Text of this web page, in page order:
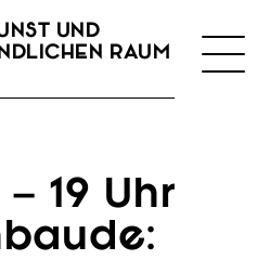
UND
RAUM
19 Uhr